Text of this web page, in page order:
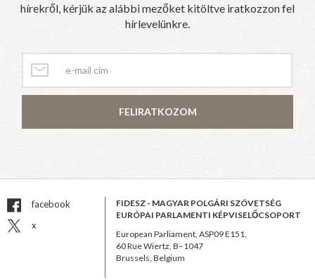
hírekről, kérjük az alábbi mezőket kitöltve iratkozzon fel
hírlevelünkre.
FELIRATKOZOM
facebook
x
FIDESZ - MAGYAR POLGÁRI SZÖVETSÉG
EURÓPAI PARLAMENTI KÉPVISELŐCSOPORT
European Parliament, ASP09 E151,
60 Rue Wiertz, B–1047
Brussels, Belgium